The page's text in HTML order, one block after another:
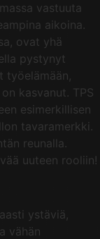
vastuuta
aikoina.
ovat yhä
pystynyt
kasvanut. TPS
esimerkillisen
tavaramerkki.
reunalla.
uuteen rooliin!
ystäviä,
vähän